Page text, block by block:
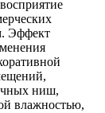
Эффект
ниш,
влажностью,